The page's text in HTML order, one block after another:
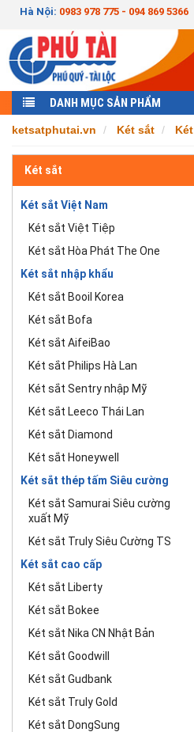
Hà Nội: 0983 978 775 - 094 869 5366
DANH MỤC SẢN PHẨM
ketsatphutai.vn Két sắt
Két sắt
Két sắt Việt Nam
Két sắt Việt Tiệp
Két sắt Hòa Phát The One
Két sắt nhập khẩu
Két sắt Booil Korea
Két sắt Bofa
Két sắt AifeiBao
Két sắt Philips Hà Lan
Két sắt Sentry nhập Mỹ
Két sắt Leeco Thái Lan
Két sắt Diamond
Két sắt Honeywell
Két sắt thép tấm Siêu cường
Két sắt Samurai Siêu cường
xuất Mỹ
Két sắt Truly Siêu Cường TS
Két sắt cao cấp
Két sắt Liberty
Két sắt Bokee
Két sắt Nika CN Nhật Bản
Két sắt Goodwill
Két sắt Gudbank
Két sắt Truly Gold
Két sắt DongSung